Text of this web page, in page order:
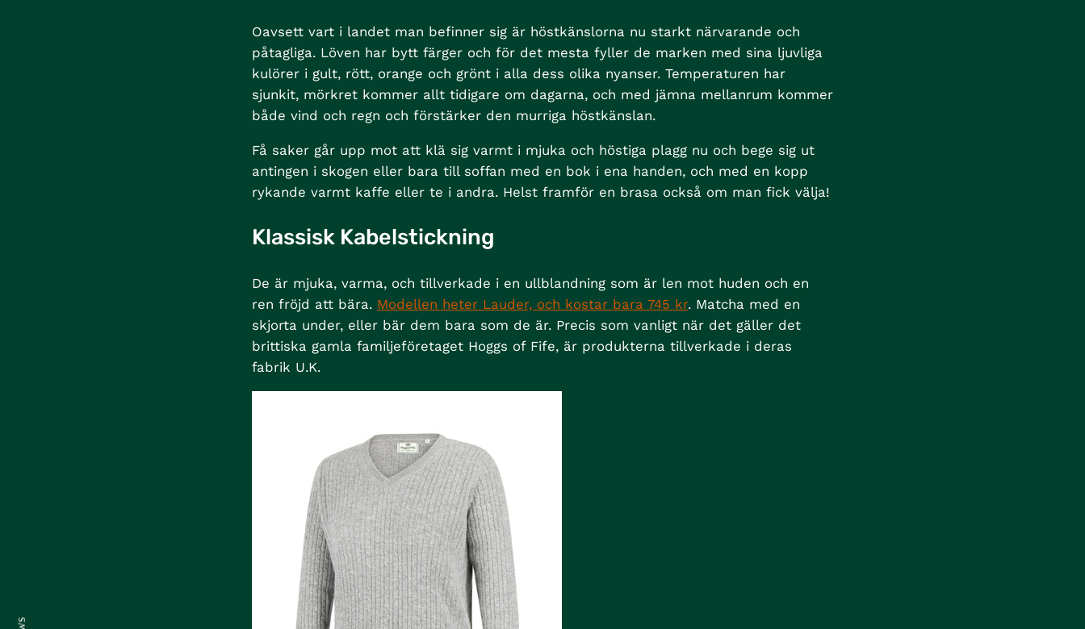
Oavsett vart i landet man befinner sig är höstkänslorna nu starkt närvarande och
påtagliga. Löven har bytt färger och för det mesta fyller de marken med sina ljuvliga
kulörer i gult, rött, orange och grönt i alla dess olika nyanser. Temperaturen har
sjunkit, mörkret kommer allt tidigare om dagarna, och med jämna mellanrum kommer
både vind och regn och förstärker den murriga höstkänslan.
Få saker går upp mot att klä sig varmt i mjuka och höstiga plagg nu och bege sig ut
antingen i skogen eller bara till soffan med en bok i ena handen, och med en kopp
rykande varmt kaffe eller te i andra. Helst framför en brasa också om man fick välja!
Klassisk Kabelstickning
De är mjuka, varma, och tillverkade i en ullblandning som är len mot huden och en
ren fröjd att bära. Modellen heter Lauder, och kostar bara 745 kr. Matcha med en
skjorta under, eller bär dem bara som de är. Precis som vanligt när det gäller det
brittiska gamla familjeföretaget Hoggs of Fife, är produkterna tillverkade i deras
fabrik U.K.